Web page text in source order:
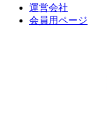
運営会社
会員用ページ